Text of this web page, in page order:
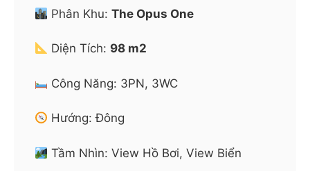
Phân Khu:The Opus One
Diện Tích: 98 m2
Công Năng: 3PN, 3WC
Hướng: Đông
Tầm Nhìn: View Hồ Bơi, View Biển